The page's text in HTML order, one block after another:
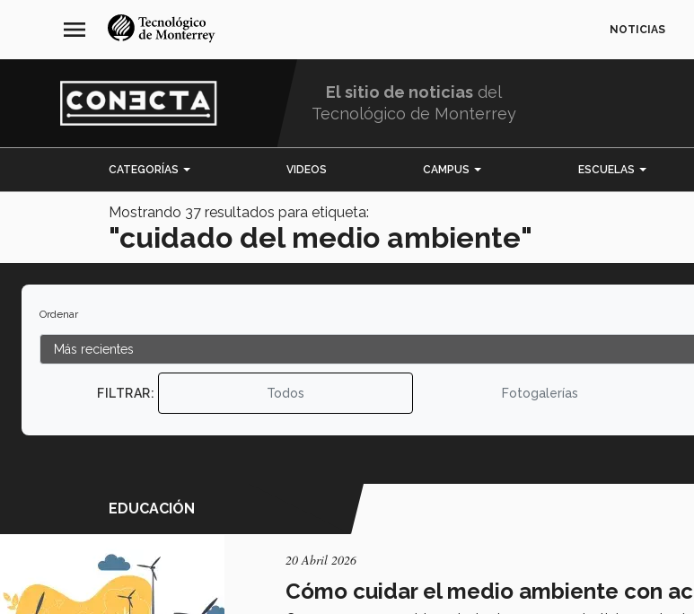
navegación
principal
menu NOTICIAS
El sitio de noticias del
Tecnológico de Monterrey
CATEGORÍAS VIDEOS CAMPUS ESCUELAS
Mostrando 37resultados para etiqueta:
"cuidado del medio ambiente"
Ordenar
FILTRAR: Todos Fotogalerías
EDUCACIÓN
20 Abril 2026
Cómo cuidar el medio ambiente con